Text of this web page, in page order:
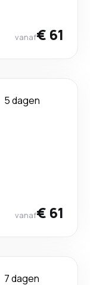
vanaf€ 61
5 dagen
vanaf€ 61
7 dagen